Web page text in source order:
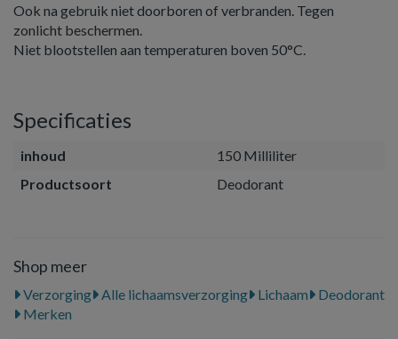
Ook na gebruik niet doorboren of verbranden. Tegen
zonlicht beschermen.
Niet blootstellen aan temperaturen boven 50°C.
Specificaties
inhoud
150 Milliliter
Productsoort
Deodorant
Shop meer
Verzorging Alle lichaamsverzorging Lichaam
Deodorant
Merken